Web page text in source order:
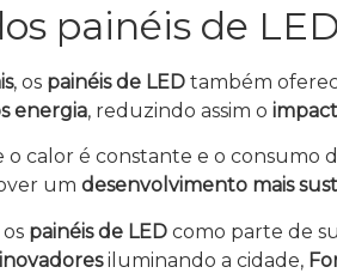
painéis de
, os painéis de LED também
energia, reduzindo assim o
o calor é constante e o consumo
um desenvolvimento mais
painéis de LED como parte de
inovadoresiluminando a cidade,